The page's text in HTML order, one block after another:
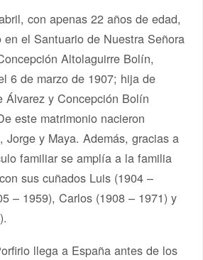
con apenas 22 años de edad,
en el Santuario de Nuestra Señora
Altolaguirre Bolín,
6 de marzo de 1907; hija de
Álvarez y Concepción Bolín
este matrimonio nacieron
Jorge y Maya. Además, gracias a
familiar se amplía a la familia
sus cuñados Luis (1904 –
– 1959), Carlos (1908 – 1971) y
llega a España antes de los